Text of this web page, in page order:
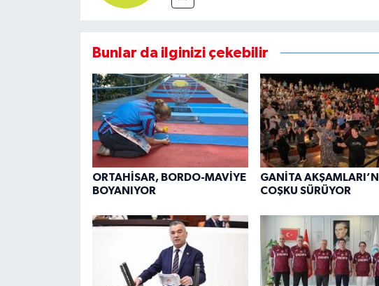
Bunlar da ilginizi çekebilir
ORTAHİSAR, BORDO-MAVİYE
BOYANIYOR
GANİTA
COŞKU SÜRÜYOR